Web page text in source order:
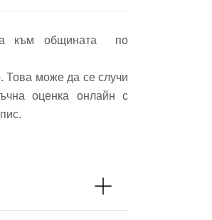
към общината по
Това може да се случи
оценка онлайн с